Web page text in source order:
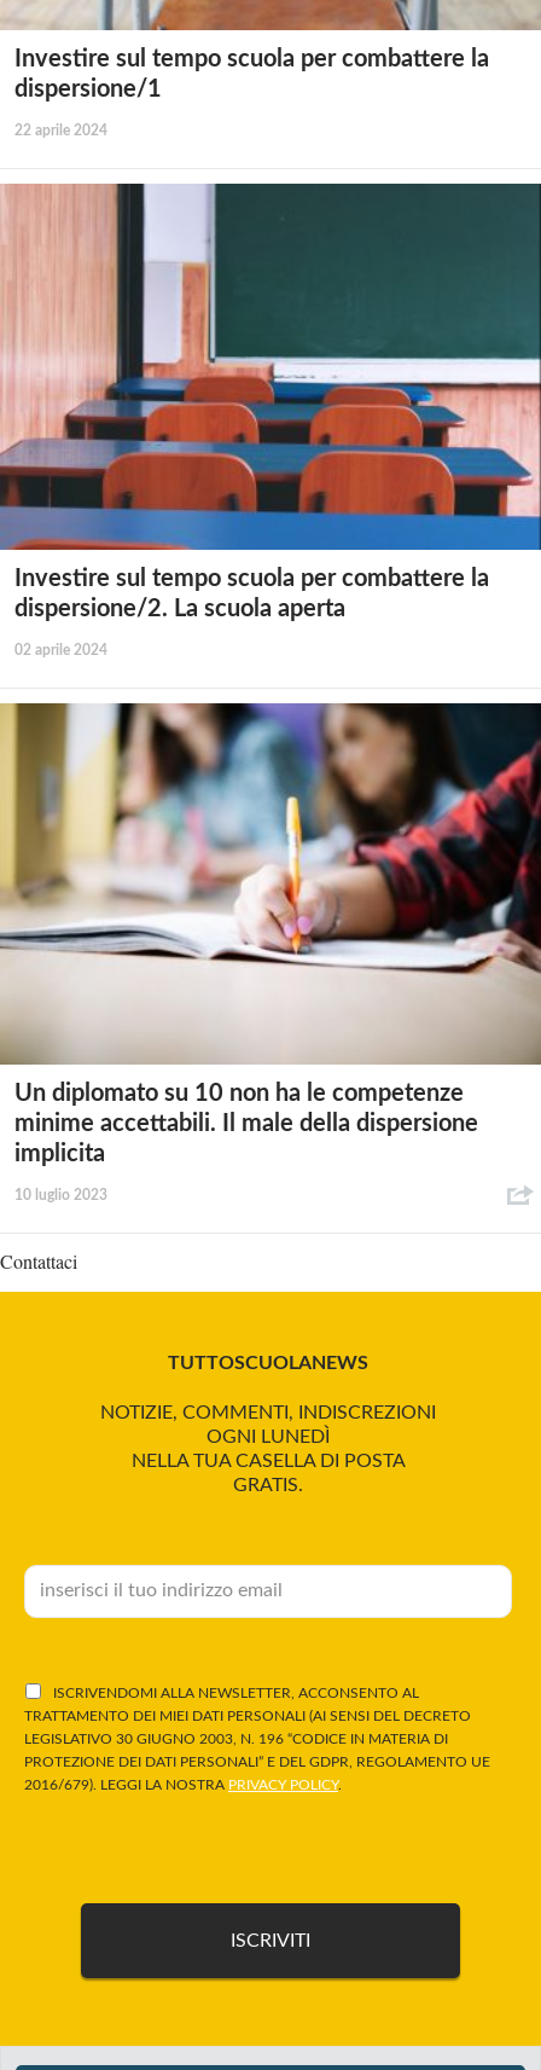
Investire sul tempo scuola per combattere la
dispersione/1
22 aprile 2024
Investire sul tempo scuola per combattere la
dispersione/2. La scuola aperta
02 aprile 2024
Un diplomato su 10 non ha le competenze
minime accettabili. Il male della dispersione
implicita
10 luglio 2023
Contattaci
TUTTOSCUOLANEWS
NOTIZIE, COMMENTI, INDISCREZIONI
OGNI LUNEDÌ
NELLA TUA CASELLA DI POSTA
GRATIS.
ISCRIVENDOMI ALLA NEWSLETTER, ACCONSENTO AL
TRATTAMENTO DEI MIEI DATI PERSONALI (AI SENSI DEL DECRETO
LEGISLATIVO 30 GIUGNO 2003, N. 196 “CODICE IN MATERIA DI
PROTEZIONE DEI DATI PERSONALI” E DEL GDPR, REGOLAMENTO UE
2016/679). LEGGI LA NOSTRA PRIVACY POLICY.